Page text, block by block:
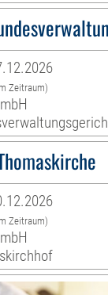
Zeitraum)
Zeitraum)